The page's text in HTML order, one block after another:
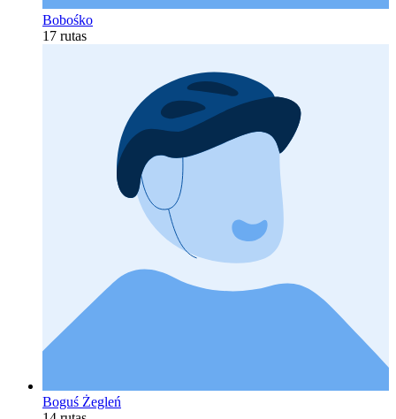
Bobośko
17 rutas
Boguś Żegleń